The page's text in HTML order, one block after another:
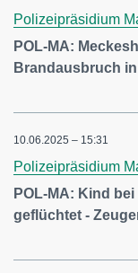
Polizeipräsidium
POL-MA:
Brandausbruch
10.06.2025 – 15:31
Polizeipräsidium
POL-MA: Kind
geflüchtet -